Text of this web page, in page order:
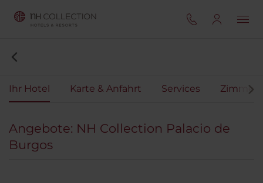
Ihr Hotel Karte & Anfahrt Services Zimmer
Angebote: NH Collection Palacio de
Burgos